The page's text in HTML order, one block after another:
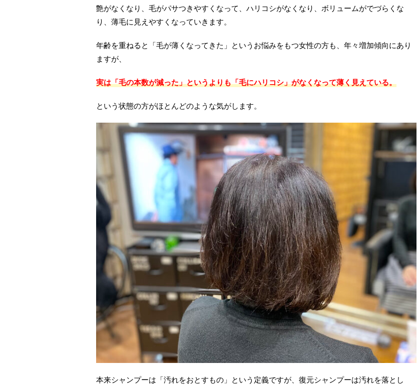
艶がなくなり、毛がパサつきやすくなって、ハリコシがなくなり、ボリュームがでづらくな
り、薄毛に見えやすくなっていきます。
年齢を重ねると「毛が薄くなってきた」というお悩みをもつ女性の方も、年々増加傾向にあり
ますが、
実は「毛の本数が減った」というよりも「毛にハリコシ」がなくなって薄く見えている。
という状態の方がほとんどのような気がします。
本来シャンプーは「汚れをおとすもの」という定義ですが、復元シャンプーは汚れを落とし